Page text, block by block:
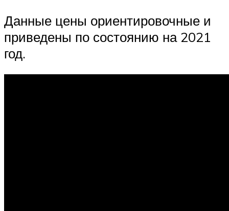
Данные цены ориентировочные и
приведены по состоянию на 2021
год.